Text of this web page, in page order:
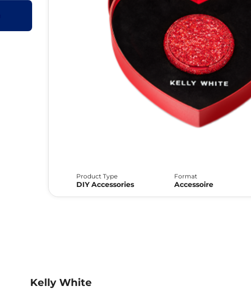
Product Type
DIY Accessories
Format
Accessoire
Kelly White